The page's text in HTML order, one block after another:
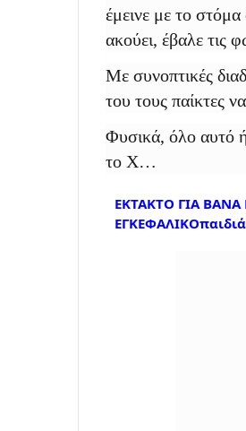
έμεινε με το στόμα
ακούει, έβαλε τις
Με συνοπτικές
του τους παίκτες
Φυσικά, όλο αυτό
το Χ…
ΕΚΤΑΚΤΟ ΓΙΑ